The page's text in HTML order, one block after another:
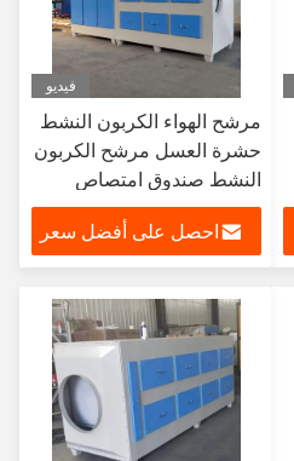
فيديو
مرشح الهواء الكربون النشط
حشرة العسل مرشح الكربون
النشط صندوق امتصاص
الكربون النشط
احصل على أفضل سعر